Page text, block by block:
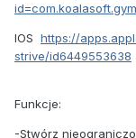
IOS https://
strive/id6449553638
Funkcje:
-Stwórz